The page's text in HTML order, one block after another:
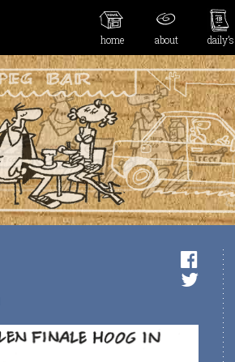
home about daily’s